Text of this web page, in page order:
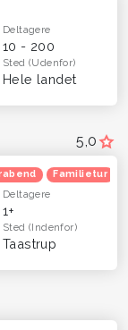
Deltagere
10 - 200
Sted(Udenfor)
Hele landet
5,0
Familietur
Deltagere
1+
Sted(Indenfor)
Taastrup